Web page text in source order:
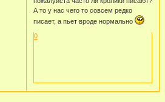
А то у нас чего то совсем редко
писает, а пьет вроде нормально
0